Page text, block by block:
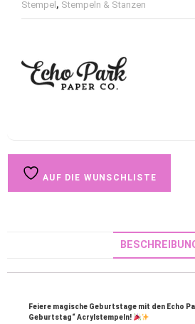
Stempel, Stempeln & Stanzen
AUF DIE WUNSCHLISTE
Feiere magische Geburtstage mit den Echo
Geburtstag“ Acrylstempeln!